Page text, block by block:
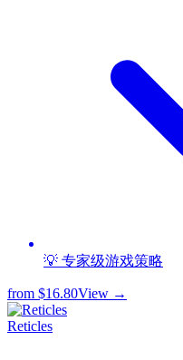
💡 专家级游戏策略
from $16.80View →
Reticles